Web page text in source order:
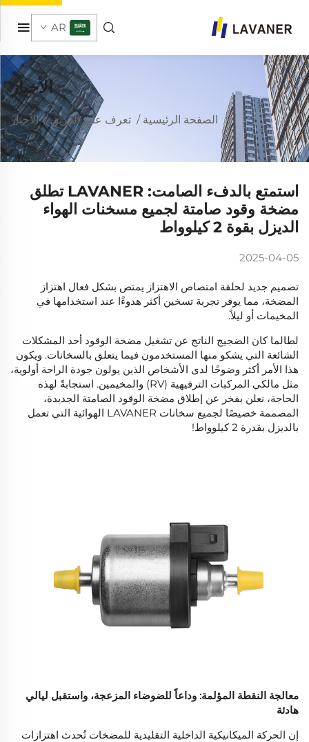
AR
الأخبار
الصفحة الرئيسية / تعرف على الفريق/الأخبار
استمتع بالدفء الصامت: LAVANER تطلق
مضخة وقود صامتة لجميع مسخنات الهواء
الديزل بقوة 2 كيلوواط
2025-04-05
تصميم جديد لحلقة امتصاص الاهتزاز يمتص بشكل فعال اهتزاز
المضخة، مما يوفر تجربة تسخين أكثر هدوءًا عند استخدامها في
المخيمات أو ليلاً.
لطالما كان الضجيج الناتج عن تشغيل مضخة الوقود أحد المشكلات
الشائعة التي يشكو منها المستخدمون فيما يتعلق بالسخانات. ويكون
هذا الأمر أكثر وضوحًا لدى الأشخاص الذين يولون جودة الراحة أولوية،
مثل مالكي المركبات الترفيهية (RV) والمخيمين. استجابةً لهذه
الحاجة، نعلن بفخر عن إطلاق مضخة الوقود الصامتة الجديدة،
المصممة خصيصًا لجميع سخانات LAVANER الهوائية التي تعمل
بالديزل بقدرة 2 كيلوواط!
معالجة النقطة المؤلمة: وداعاً للضوضاء المزعجة، واستقبل ليالي
هادئة
إن الحركة الميكانيكية الداخلية التقليدية للمضخات تُحدث اهتزازات